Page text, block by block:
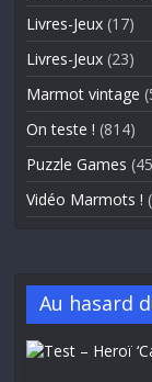
Livres-Jeux (17)
Livres-Jeux (23)
Marmot vintage
On teste ! (814)
Puzzle Games
Vidéo Marmots !
Au hasard